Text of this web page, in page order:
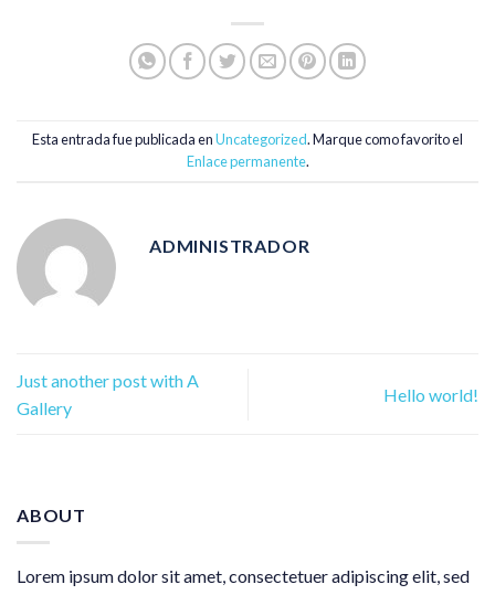
Esta entrada fue publicada enUncategorized. Marque como favorito el
Enlace permanente.
ADMINISTRADOR
Just another post with A
Gallery
Hello world!
ABOUT
Lorem ipsum dolor sit amet, consectetuer adipiscing elit, sed